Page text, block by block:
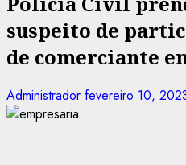
suspeito de
de comerciante
Administrador fevereiro 10,